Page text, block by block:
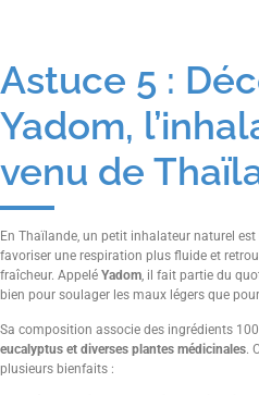
Astuce 5 :
Yadom,
venu de
En Thaïlande, un petit inhalateur naturel
favoriser une respiration plus fluide et
fraîcheur. Appelé Yadom , il fait partie du
bien pour soulager les maux légers que
Sa composition associe des ingrédients
eucalyptus et diverses plantes médicinales.
plusieurs bienfaits :